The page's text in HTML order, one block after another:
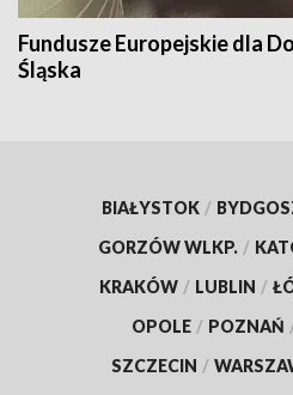
Fundusze Europejskie dla
Śląska
BIAŁYSTOK /
GORZÓW WLKP. /
KRAKÓW / LUBLIN /
OPOLE / POZNAŃ
SZCZECIN /